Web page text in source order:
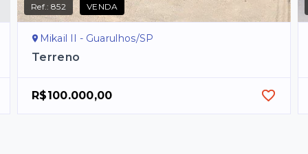
Ref.:852 VENDA
Mikail II - Guarulhos/SP
Terreno
R$100.000,00